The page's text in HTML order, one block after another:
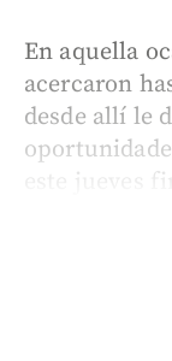
En aquella
acercaron
desde allí le
este jueves